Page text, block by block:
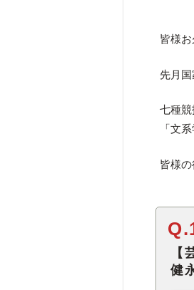
皆様お
先月
七種
「文
皆様
【
健